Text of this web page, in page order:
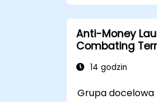
Anti-Money
Combating
14 godzin
Grupa docelowa